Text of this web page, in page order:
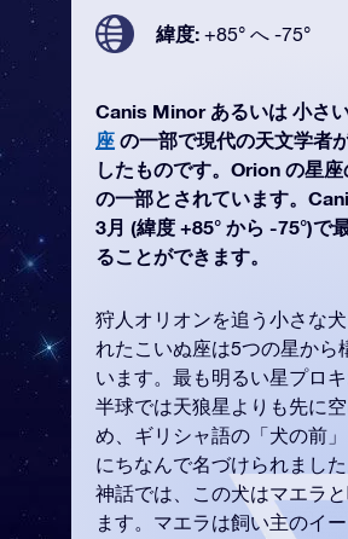
緯度: +85° へ -75°
Canis Minor あるいは 小さ
座 の一部で現代の天文学者
したものです。Orion の星
の一部とされています。
3月 (緯度 +85° から -75°)で
ることができます。
狩人オリオンを追う小さな
れたこいぬ座は5つの星から
います。最も明るい星プロ
半球では天狼星よりも先に
め、ギリシャ語の「犬の前
にちなんで名づけられまし
神話では、この犬はマエラ
ます。マエラは飼い主のイ